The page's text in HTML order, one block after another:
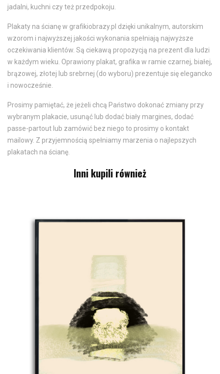
jadalni, kuchni czy też przedpokoju.
Plakaty na ścianę w grafikiobrazy.pl dzięki unikalnym, autorskim
wzorom i najwyższej jakości wykonania spełniają najwyższe
oczekiwania klientów. Są ciekawą propozycją na prezent dla ludzi
w każdym wieku. Oprawiony plakat, grafika w ramie czarnej, białej,
brązowej, złotej lub srebrnej (do wyboru) prezentuje się elegancko
i nowocześnie.
Prosimy pamiętać, że jeżeli chcą Państwo dokonać zmiany przy
wybranym plakacie, usunąć lub dodać biały margines, dodać
passe-partout lub zamówić bez niego to prosimy o kontakt
mailowy. Z przyjemnością spełniamy marzenia o najlepszych
plakatach na ścianę.
Inni kupili również